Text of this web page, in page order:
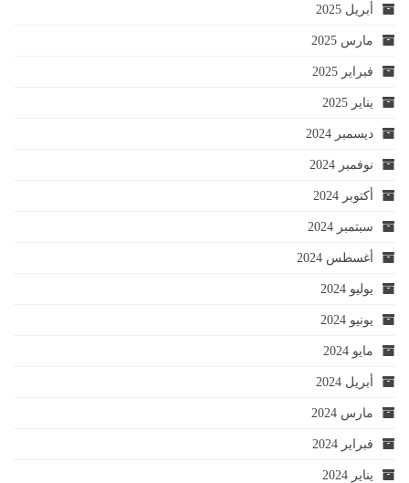
أبريل 2025
مارس 2025
فبراير 2025
يناير 2025
ديسمبر 2024
نوفمبر 2024
أكتوبر 2024
سبتمبر 2024
أغسطس 2024
يوليو 2024
يونيو 2024
مايو 2024
أبريل 2024
مارس 2024
فبراير 2024
يناير 2024